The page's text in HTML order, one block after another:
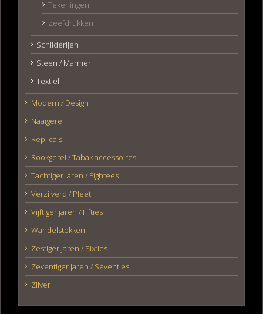
Tekeningen
Zeefdrukken
Schilderijen
Steen / Marmer
Textiel
Modern / Design
Naaigerei
Replica's
Rookgerei / Tabak accessoires
Tachtiger jaren / Eightees
Verzilverd / Pleet
Vijftiger jaren / Fifties
Wandelstokken
Zestiger jaren / Sixties
Zeventiger jaren / Seventies
Zilver